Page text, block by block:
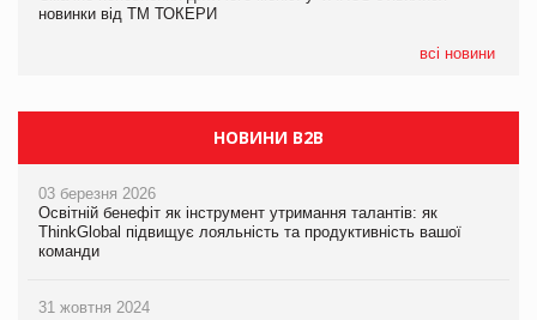
новинки від ТМ ТОКЕРИ
всі новини
новинки від ТМ ТОКЕРИ
НОВИНИ B2B
03 березня 2026
Освітній бенефіт як інструмент утримання талантів: як
ThinkGlobal підвищує лояльність та продуктивність вашої
команди
31 жовтня 2024